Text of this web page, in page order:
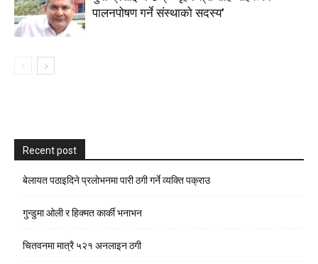
पालनपोषण गर्ने संस्थाको सदस्य’
Recent post
बेलायत पठाइदिने प्रलाेभनमा पारी ठगी गर्ने व्यक्ति पक्राउ
गुन्डुमा ओली र हिक्मत कार्की भनाभन
चितवनमा मात्रै ५२१ अनलाइन ठगी